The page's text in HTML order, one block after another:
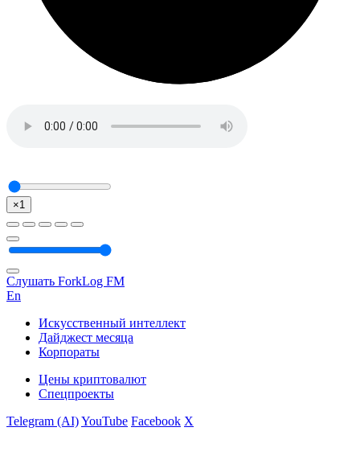
×1
Слушать ForkLog FM
En
Искусственный интеллект
Дайджест месяца
Корпораты
Цены криптовалют
Спецпроекты
Telegram (AI)YouTube Facebook X